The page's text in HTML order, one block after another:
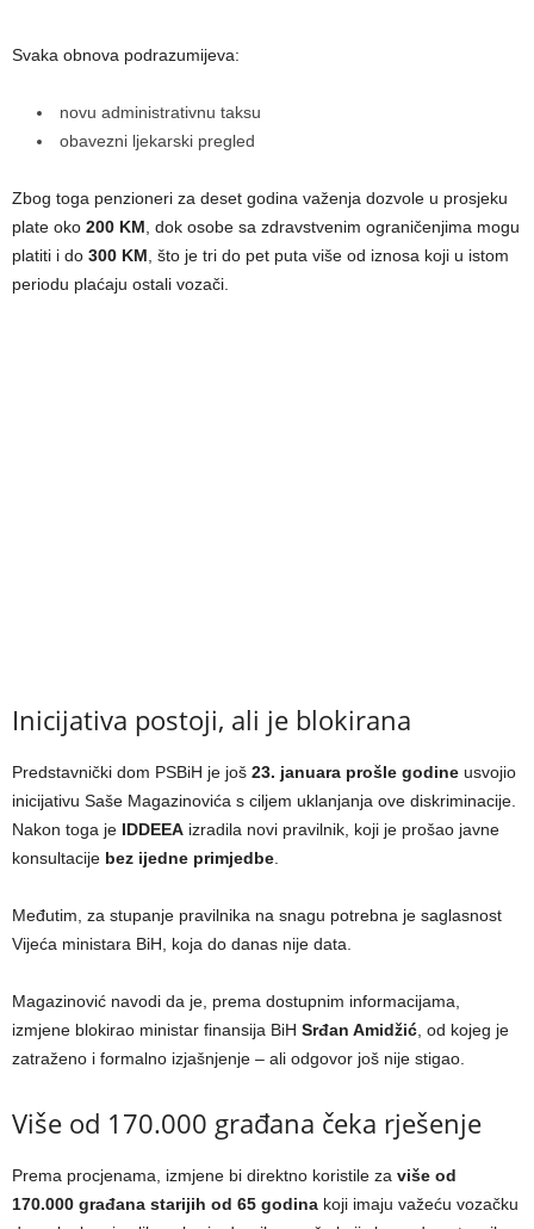
Svaka obnova podrazumijeva:
novu administrativnu taksu
obavezni ljekarski pregled
Zbog toga penzioneri za deset godina važenja dozvole u prosjeku
plate oko 200 KM , dok osobe sa zdravstvenim ograničenjima mogu
platiti i do 300 KM , što je tri do pet puta više od iznosa koji u istom
periodu plaćaju ostali vozači.
Inicijativa postoji, ali je blokirana
Predstavnički dom PSBiH je još 23. januara prošle godine usvojio
inicijativu Saše Magazinovića s ciljem uklanjanja ove diskriminacije.
Nakon toga je IDDEEA izradila novi pravilnik, koji je prošao javne
konsultacije bez ijedne primjedbe
Međutim, za stupanje pravilnika na snagu potrebna je saglasnost
Vijeća ministara BiH, koja do danas nije data.
Magazinović navodi da je, prema dostupnim informacijama,
izmjene blokirao ministar finansija BiH Srđan Amidžić , od kojeg je
zatraženo i formalno izjašnjenje – ali odgovor još nije stigao.
Više od 170.000 građana čeka rješenje
Prema procjenama, izmjene bi direktno koristile za više od
170.000 građana starijih od 65 godina koji imaju važeću vozačku